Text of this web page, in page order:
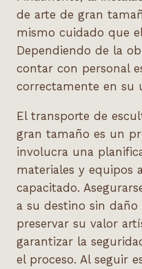
de arte de gran
mismo cuidado que
Dependiendo de la
contar con personal
correctamente en su
El transporte de
gran tamaño es un
involucra una
materiales y equipos
capacitado.
a su destino sin
preservar su valor
garantizar la
el proceso. Al seguir